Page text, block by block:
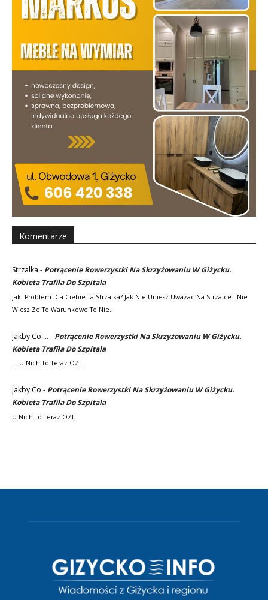
Komentarze
Strzalka - Potrącenie Rowerzystki Na Skrzyżowaniu W Giżycku.
Kobieta Trafiła Do Szpitala
Jaki Problem Dla Ciebie Ta Strzalka? Jak Nie Uniesz Uwazac Na Strzalce I Nie
Wiesz Ze To Warunkowe To Nie…
Jakby Co.... - Potrącenie Rowerzystki Na Skrzyżowaniu W Giżycku.
Kobieta Trafiła Do Szpitala
... U Nich To Teraz OZI.
Jakby Co - Potrącenie Rowerzystki Na Skrzyżowaniu W Giżycku.
Kobieta Trafiła Do Szpitala
U Nich To Teraz OZI.